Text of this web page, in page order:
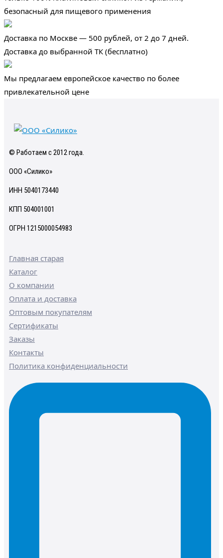
безопасный для пищевого применения
Доставка по Москве — 500 рублей, от 2 до 7 дней.
Доставка до выбранной ТК (бесплатно)
Мы предлагаем европейское качество по более
привлекательной цене
© Работаем с 2012 года.
ООО «Силико»
ИНН 5040173440
КПП 504001001
ОГРН 1215000054983
Главная старая
Каталог
О компании
Оплата и доставка
Оптовым покупателям
Сертификаты
Заказы
Контакты
Политика конфиденциальности